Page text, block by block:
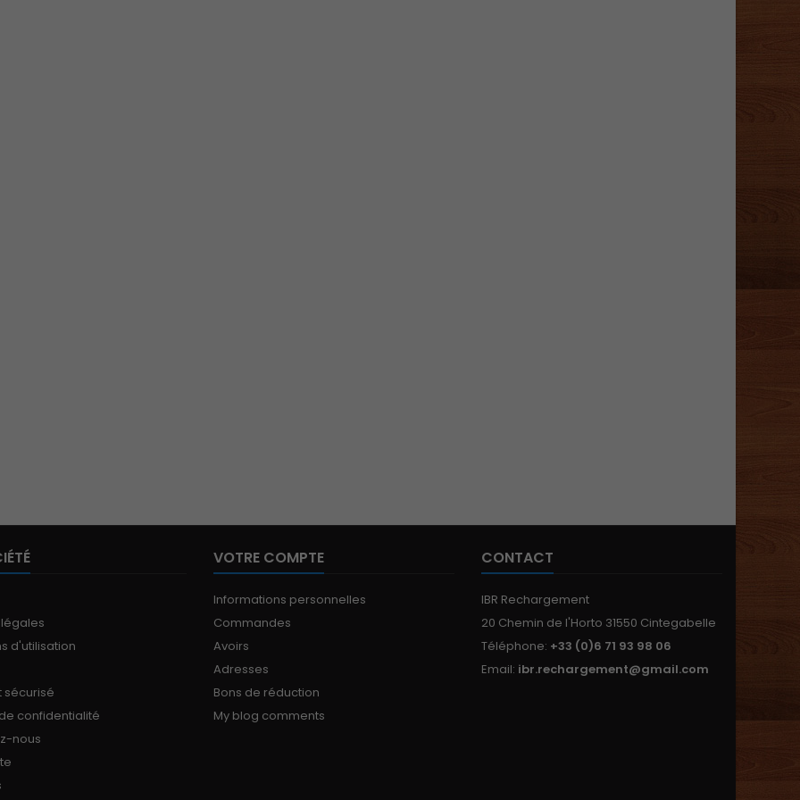
d'utilisation
sécurisé
confidentialité
nous
VOTRE COMPTE
Informations personnelles
Commandes
Avoirs
Adresses
Bons de réduction
My blog comments
CONTACT
IBR Rechargement
20 Chemin de l'Horto 31550 Cintegabelle
Téléphone: +33 (0)6 71 93 98 06
Email: ibr.rechargement@gmail.com